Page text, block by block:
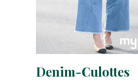
Denim-Culottes